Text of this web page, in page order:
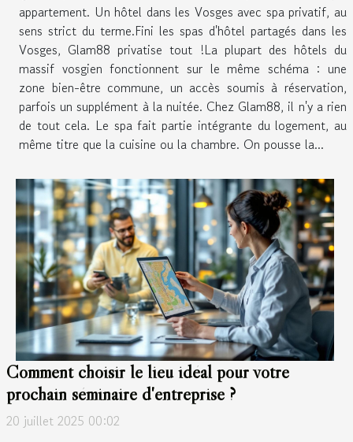
appartement. Un hôtel dans les Vosges avec spa privatif, au
sens strict du terme.Fini les spas d'hôtel partagés dans les
Vosges, Glam88 privatise tout !La plupart des hôtels du
massif vosgien fonctionnent sur le même schéma : une
zone bien-être commune, un accès soumis à réservation,
parfois un supplément à la nuitée. Chez Glam88, il n'y a rien
de tout cela. Le spa fait partie intégrante du logement, au
même titre que la cuisine ou la chambre. On pousse la...
Comment choisir le lieu idéal pour votre
prochain séminaire d'entreprise ?
20 juillet 2025 00:02